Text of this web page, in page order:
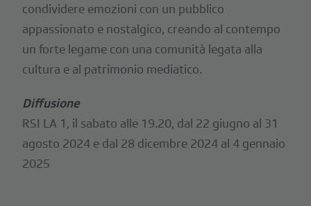
condividere emozioni con un pubblico
appassionato e nostalgico, creando al contempo
un forte legame con una comunità legata alla
cultura e al patrimonio mediatico.
Diffusione
RSI LA 1, il sabato alle 19.20, dal 22 giugno al 31
agosto 2024 e dal 28 dicembre 2024 al 4 gennaio
2025